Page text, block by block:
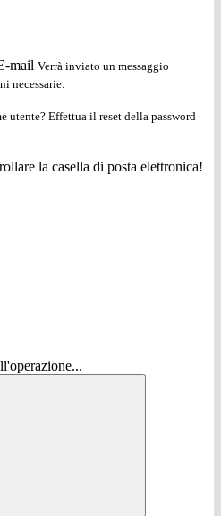
mail Verrà inviato un messaggio
necessarie.
utente? Effettua il reset della password
la casella di posta elettronica!